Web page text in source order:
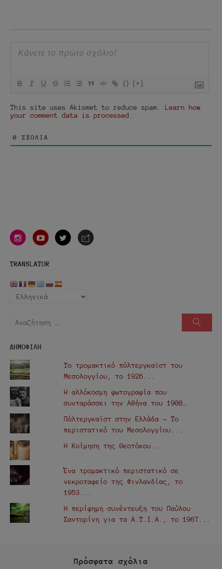
{} [+]
This site uses Akismet to reduce spam. Learn how
your comment data is processed.
0 ΣΧΌΛΙΑ
instagramyoutube twittere-
TRANSLATOR
Αναζήτηση
ΔΗΜΟΦΙΛΗ
Το τρομακτικό πόλτεργκαϊστ του
Μεσολογγίου, το 1926...
Η αλλόκοσμη φωτογραφία που
συνταράσσει την Αθήνα του 1908…
Πόλτεργκαϊστ στην Ελλάδα - Το
περιστατικό του Μεσολογγίου...
Η Κοίμηση της Θεοτόκου...
Ένα τρομακτικό περιστατικό σε
νεκροταφείο της Φινλανδίας, το
1953...
Η περίφημη συνέντευξη του Παύλου
Σαντορίνη για τα Α.Τ.Ι.Α., τo 1967...
Πρόσφατα σχόλια